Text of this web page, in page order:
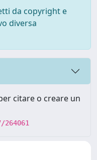
da copyright e
diversa
citare o creare un